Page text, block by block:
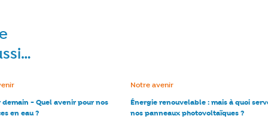
demain - Quel avenir pour nos
en eau ?
:
Énergie renouvelable : mais à quoi
nos panneaux photovoltaïques ?
Catégorie :
Notre avenir